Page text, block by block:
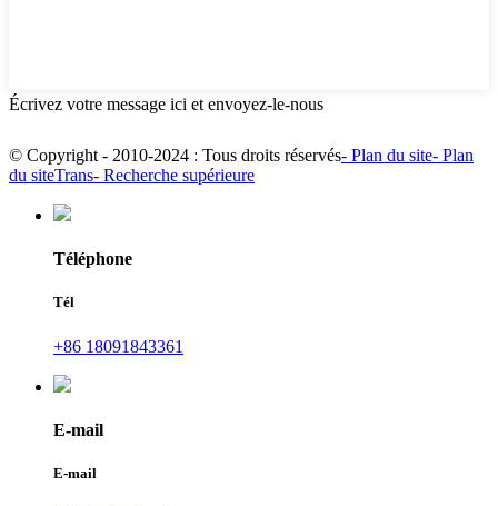
Écrivez votre message ici et envoyez-le-nous
© Copyright - 2010-2024 : Tous droits réservés- Plan du site- Plan
du siteTrans- Recherche supérieure
Téléphone
Tél
+86 18091843361
E-mail
E-mail